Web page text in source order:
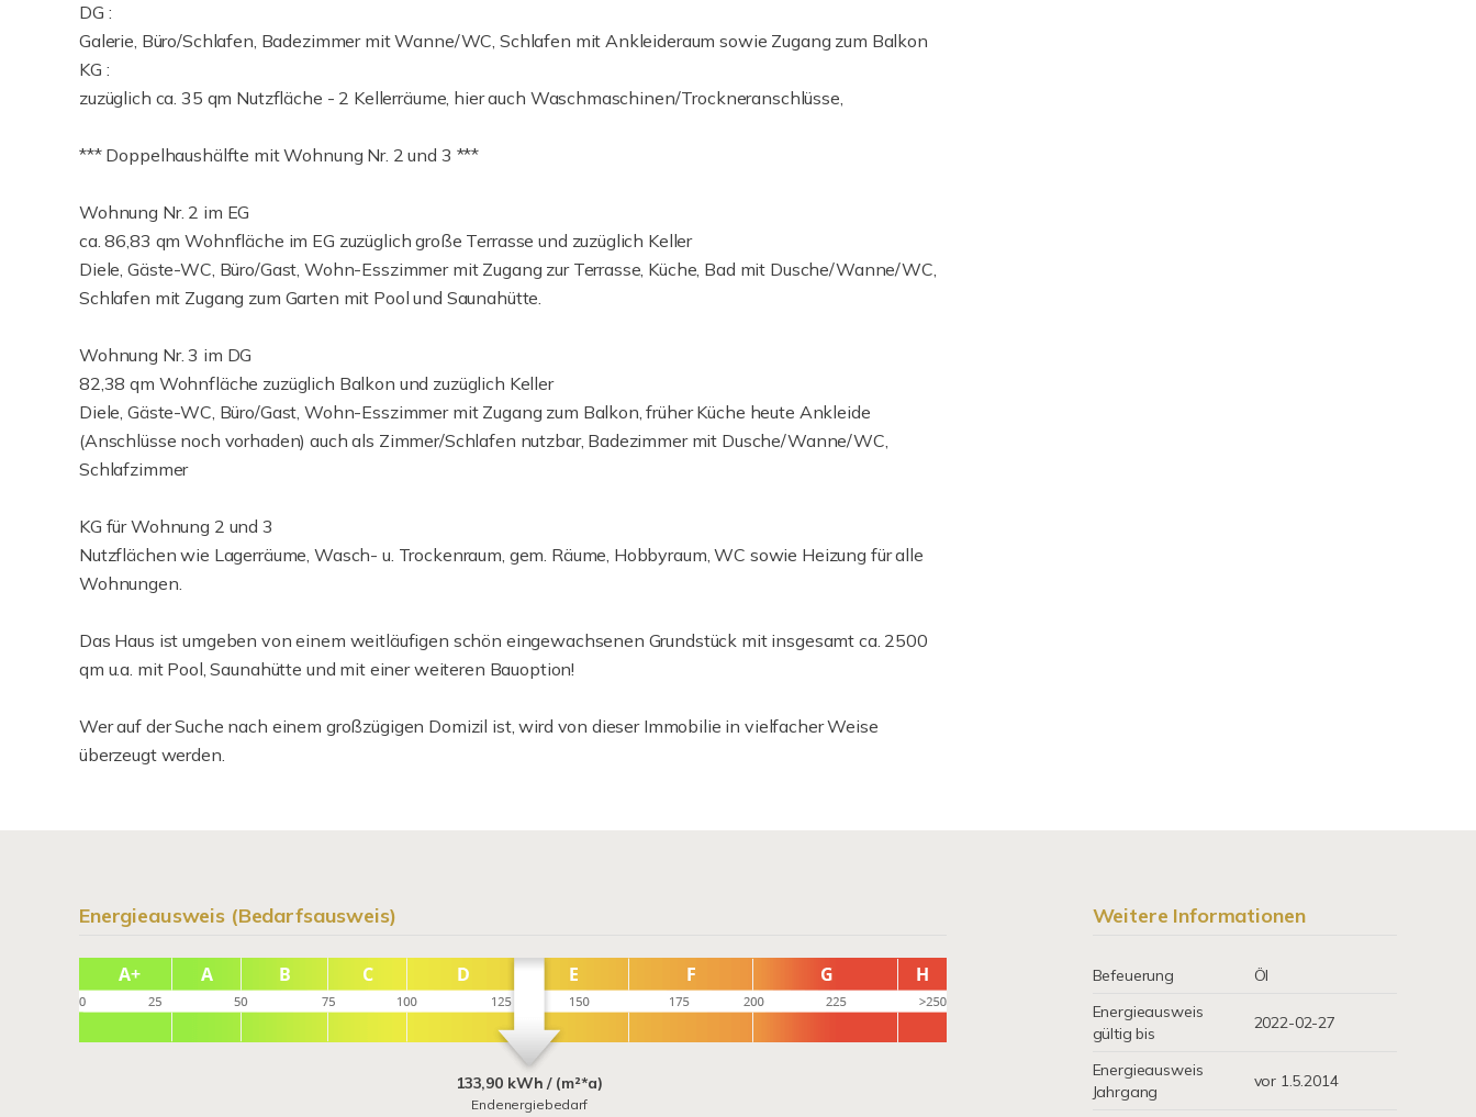
DG :
Galerie, Büro/Schlafen, Badezimmer mit Wanne/WC, Schlafen mit Ankleideraum sowie Zugang zum Balkon
KG :
zuzüglich ca. 35 qm Nutzfläche - 2 Kellerräume, hier auch Waschmaschinen/Trockneranschlüsse,
*** Doppelhaushälfte mit Wohnung Nr. 2 und 3 ***
Wohnung Nr. 2 im EG
ca. 86,83 qm Wohnfläche im EG zuzüglich große Terrasse und zuzüglich Keller
Diele, Gäste-WC, Büro/Gast, Wohn-Esszimmer mit Zugang zur Terrasse, Küche, Bad mit Dusche/Wanne/WC,
Schlafen mit Zugang zum Garten mit Pool und Saunahütte.
Wohnung Nr. 3 im DG
82,38 qm Wohnfläche zuzüglich Balkon und zuzüglich Keller
Diele, Gäste-WC, Büro/Gast, Wohn-Esszimmer mit Zugang zum Balkon, früher Küche heute Ankleide
(Anschlüsse noch vorhaden) auch als Zimmer/Schlafen nutzbar, Badezimmer mit Dusche/Wanne/WC,
Schlafzimmer
KG für Wohnung 2 und 3
Nutzflächen wie Lagerräume, Wasch- u. Trockenraum, gem. Räume, Hobbyraum, WC sowie Heizung für alle
Wohnungen.
Das Haus ist umgeben von einem weitläufigen schön eingewachsenen Grundstück mit insgesamt ca. 2500
qm u.a. mit Pool, Saunahütte und mit einer weiteren Bauoption!
Wer auf der Suche nach einem großzügigen Domizil ist, wird von dieser Immobilie in vielfacher Weise
überzeugt werden.
Energieausweis (Bedarfsausweis)
133,90 kWh / (m²*a)
Endenergiebedarf
Weitere Informationen
Befeuerung
Öl
Energieausweis
gültig bis
2022-02-27
Energieausweis
Jahrgang
vor 1.5.2014